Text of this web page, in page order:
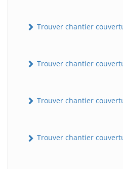
Trouver chantier
Trouver chantier
Trouver chantier
Trouver chantier